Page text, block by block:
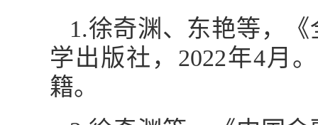
1.徐奇渊、东艳等，
学出版社，2022年4月
籍。